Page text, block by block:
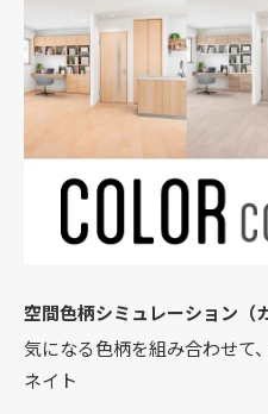
空間色柄シミュレーション（
気になる色柄を組み合わせて
ネイト